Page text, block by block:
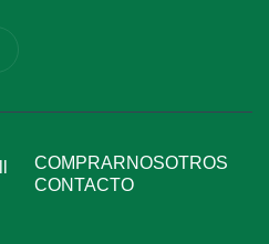
COMPRARNOSOTROS
CONTACTO